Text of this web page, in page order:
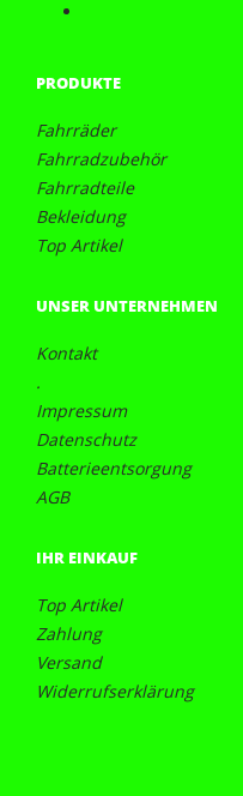
PRODUKTE
Fahrräder
Fahrradzubehör
Fahrradteile
Bekleidung
Top Artikel
UNSER UNTERNEHMEN
Kontakt
.
Impressum
Datenschutz
Batterieentsorgung
AGB
IHR EINKAUF
Top Artikel
Zahlung
Versand
Widerrufserklärung